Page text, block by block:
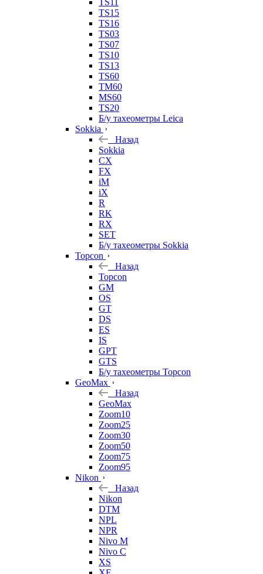
TS11
TS15
TS16
TS03
TS07
TS10
TS13
TS60
TM60
MS60
TS20
Б/у тахеометры Leica
Sokkia
Назад
Sokkia
CX
FX
iM
iX
R
RK
RX
SET
Б/у тахеометры Sokkia
Topcon
Назад
Topcon
GM
OS
GT
DS
ES
IS
GPT
GTS
Б/у тахеометры Topcon
GeoMax
Назад
GeoMax
Zoom10
Zoom25
Zoom30
Zoom50
Zoom75
Zoom95
Nikon
Назад
Nikon
DTM
NPL
NPR
Nivo M
Nivo C
XS